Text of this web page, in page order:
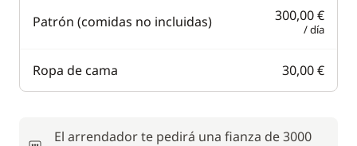
Patrón (comidas no incluidas) 300,00 €
/ día
Ropa de cama 30,00 €
El arrendador te pedirá una fianza de 3000